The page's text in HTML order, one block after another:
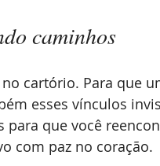
caminhos
cartório. Para que
esses vínculos
para que você
com paz no coração.